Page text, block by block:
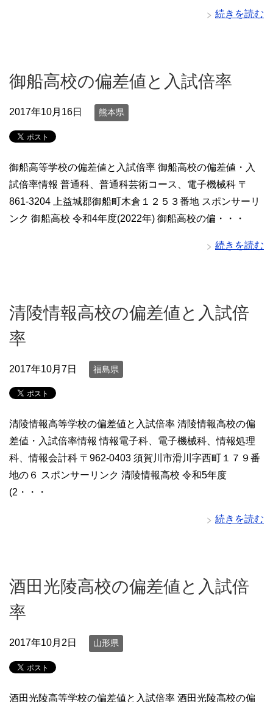
続きを読む
御船高校の偏差値と入試倍率
2017年10月16日 熊本県
御船高等学校の偏差値と入試倍率 御船高校の偏差値・入
試倍率情報 普通科、普通科芸術コース、電子機械科 〒
861-3204 上益城郡御船町木倉１２５３番地 スポンサーリ
ンク 御船高校 令和4年度(2022年) 御船高校の偏・・・
続きを読む
清陵情報高校の偏差値と入試倍
率
2017年10月7日 福島県
清陵情報高等学校の偏差値と入試倍率 清陵情報高校の偏
差値・入試倍率情報 情報電子科、電子機械科、情報処理
科、情報会計科 〒962-0403 須賀川市滑川字西町１７９番
地の６ スポンサーリンク 清陵情報高校 令和5年度
(2・・・
続きを読む
酒田光陵高校の偏差値と入試倍
率
2017年10月2日 山形県
酒田光陵高等学校の偏差値と入試倍率 酒田光陵高校の偏